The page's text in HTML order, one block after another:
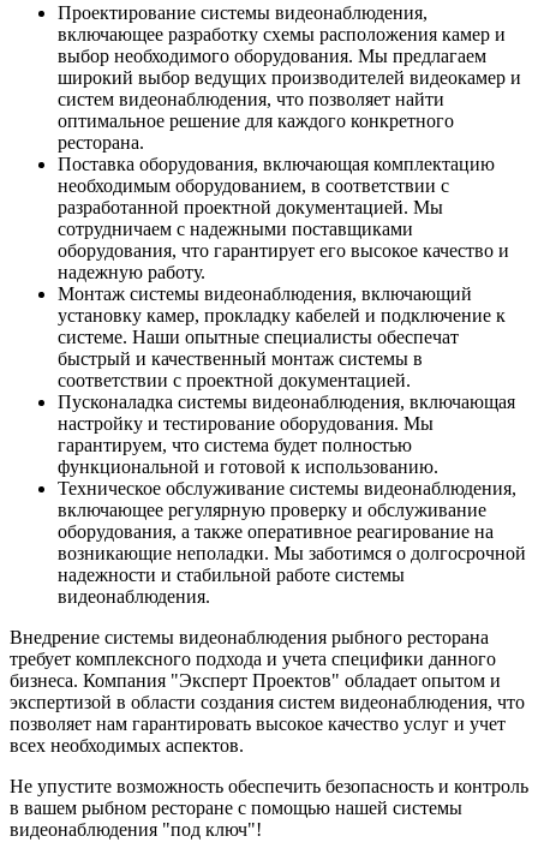
Проектирование системы видеонаблюдения,
включающее разработку схемы расположения камер и
выбор необходимого оборудования. Мы предлагаем
широкий выбор ведущих производителей видеокамер и
систем видеонаблюдения, что позволяет найти
оптимальное решение для каждого конкретного
ресторана.
Поставка оборудования, включающая комплектацию
необходимым оборудованием, в соответствии с
разработанной проектной документацией. Мы
сотрудничаем с надежными поставщиками
оборудования, что гарантирует его высокое качество и
надежную работу.
Монтаж системы видеонаблюдения, включающий
установку камер, прокладку кабелей и подключение к
системе. Наши опытные специалисты обеспечат
быстрый и качественный монтаж системы в
соответствии с проектной документацией.
Пусконаладка системы видеонаблюдения, включающая
настройку и тестирование оборудования. Мы
гарантируем, что система будет полностью
функциональной и готовой к использованию.
Техническое обслуживание системы видеонаблюдения,
включающее регулярную проверку и обслуживание
оборудования, а также оперативное реагирование на
возникающие неполадки. Мы заботимся о долгосрочной
надежности и стабильной работе системы
видеонаблюдения.
Внедрение системы видеонаблюдения рыбного ресторана
требует комплексного подхода и учета специфики данного
бизнеса. Компания "Эксперт Проектов" обладает опытом и
экспертизой в области создания систем видеонаблюдения, что
позволяет нам гарантировать высокое качество услуг и учет
всех необходимых аспектов.
Не упустите возможность обеспечить безопасность и контроль
в вашем рыбном ресторане с помощью нашей системы
видеонаблюдения "под ключ"!